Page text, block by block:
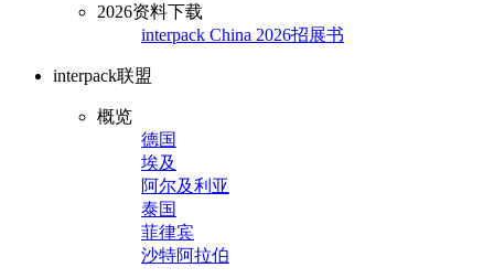
2026资料下载
interpack China 2026招展书
interpack联盟
概览
德国
埃及
阿尔及利亚
泰国
菲律宾
沙特阿拉伯